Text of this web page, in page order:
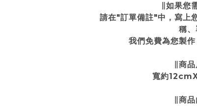
∥如果您
請在"訂單備註"中，寫上
稱、
我們免費為您製
∥商
寬約
∥商